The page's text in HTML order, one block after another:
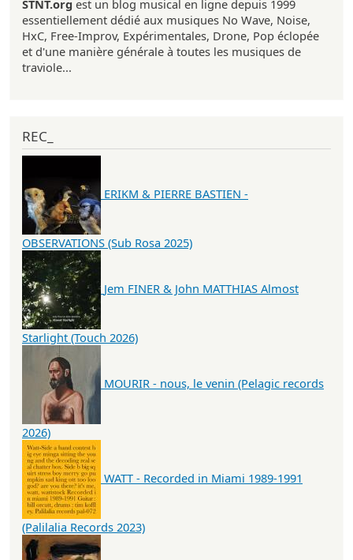
STNT.org est un blog musical en ligne depuis 1999
essentiellement dédié aux musiques No Wave, Noise,
HxC, Free-Improv, Expérimentales, Drone, Pop éclopée
et d'une manière générale à toutes les musiques de
traviole...
REC_
ERIKM & PIERRE BASTIEN -
OBSERVATIONS (Sub Rosa 2025)
Jem FINER & John MATTHIAS Almost
Starlight (Touch 2026)
MOURIR - nous, le venin (Pelagic records
2026)
WATT - Recorded in Miami 1989-1991
(Palilalia Records 2023)